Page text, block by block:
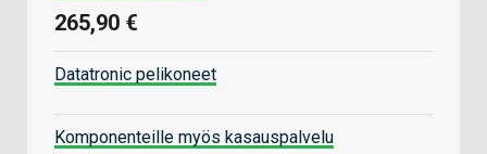
265,90 €
Datatronic pelikoneet
Komponenteille myös kasauspalvelu